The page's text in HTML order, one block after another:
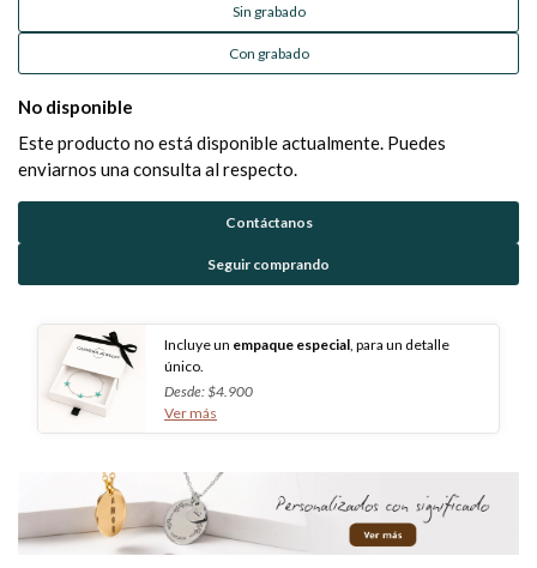
Sin grabado
Con grabado
No disponible
Este producto no está disponible actualmente. Puedes
enviarnos una consulta al respecto.
Contáctanos
Seguir comprando
Incluye un empaque especial , para un detalle
único.
Desde: $4.900
Ver más